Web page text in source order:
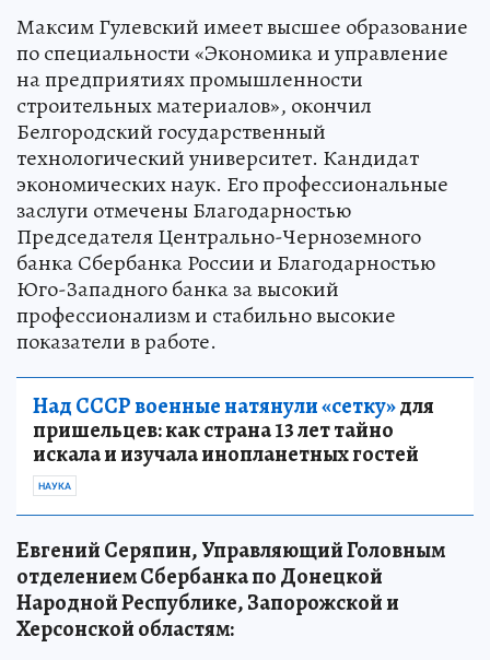
Максим Гулевский имеет высшее образование
по специальности «Экономика и управление
на предприятиях промышленности
строительных материалов», окончил
Белгородский государственный
технологический университет. Кандидат
экономических наук. Его профессиональные
заслуги отмечены Благодарностью
Председателя Центрально-Черноземного
банка Сбербанка России и Благодарностью
Юго-Западного банка за высокий
профессионализм и стабильно высокие
показатели в работе.
Над СССР военные натянули «сетку»для
пришельцев: как страна 13 лет тайно
искала и изучала инопланетных гостей
НАУКА
Евгений Серяпин, Управляющий Головным
отделением Сбербанка по Донецкой
Народной Республике, Запорожской и
Херсонской областям: